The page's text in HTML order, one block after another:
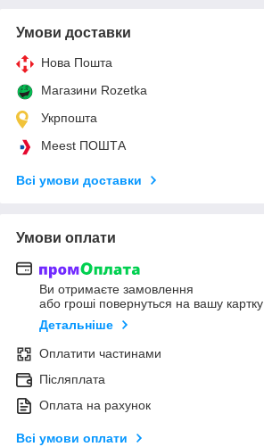
Умови доставки
Нова Пошта
Магазини Rozetka
Укрпошта
Meest ПОШТА
Всі умови доставки
Умови оплати
Ви отримаєте замовлення
або гроші повернуться на вашу картку
Детальніше
Оплатити частинами
Післяплата
Оплата на рахунок
Всі умови оплати